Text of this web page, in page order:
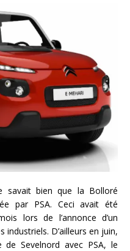
savait bien que la Bolloré
par PSA. Ceci avait été
lors de l’annonce d’un
D’ailleurs en juin,
de Sevelnord avec PSA, le